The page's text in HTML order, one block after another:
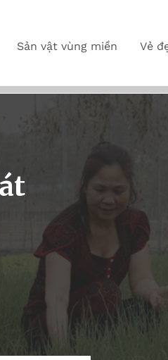
Sản vật vùng miền Vẻ